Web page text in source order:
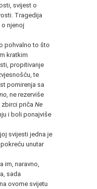
svijest o
Tragedija
njenoj
pohvalno to što
kratkim
propitivanje
te
pomirenja sa
, ne rezerviše
zbirci priča Ne
i boli ponajviše
svijesti jedna je
unutar
im, naravno,
sada
ovome svijetu